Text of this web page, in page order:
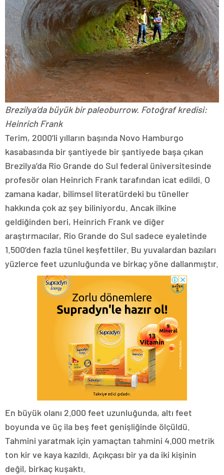
Brezilya’da büyük bir paleoburrow. Fotoğraf kredisi:
Heinrich Frank
Terim, 2000’li yılların başında Novo Hamburgo
kasabasında bir şantiyede bir şantiyede başa çıkan
Brezilya’da Rio Grande do Sul federal üniversitesinde
profesör olan Heinrich Frank tarafından icat edildi. O
zamana kadar, bilimsel literatürdeki bu tüneller
hakkında çok az şey biliniyordu. Ancak ilkine
geldiğinden beri, Heinrich Frank ve diğer
araştırmacılar, Rio Grande do Sul sadece eyaletinde
1.500’den fazla tünel keşfettiler. Bu yuvalardan bazıları
yüzlerce feet uzunluğunda ve birkaç yöne dallanmıştır.
En büyük olanı 2.000 feet uzunluğunda, altı feet
boyunda ve üç ila beş feet genişliğinde ölçüldü.
Tahmini yaratmak için yamaçtan tahmini 4.000 metrik
ton kir ve kaya kazıldı. Açıkçası bir ya da iki kişinin
değil, birkaç kuşaktı.